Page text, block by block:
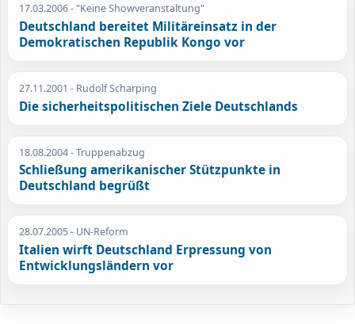
17.03.2006- "Keine Showveranstaltung"
Deutschland bereitet Militäreinsatz in der
Demokratischen Republik Kongo vor
27.11.2001 - Rudolf Scharping
Die sicherheitspolitischen Ziele Deutschlands
18.08.2004- Truppenabzug
Schließung amerikanischer Stützpunkte in
Deutschland begrüßt
28.07.2005- UN-Reform
Italien wirft Deutschland Erpressung von
Entwicklungsländern vor